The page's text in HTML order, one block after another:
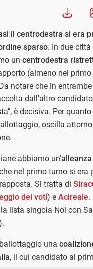
il centrodestra si era
sparso. In due città
un centrodestra
(almeno nel
notare che in
dall'altro
è decisiva. Per
oscilla attorno
abbiamo un'
nel primo turno si era
Si tratta di
dei voti) e Acireale.
lista singola Noi con
una
, il cui candidato al